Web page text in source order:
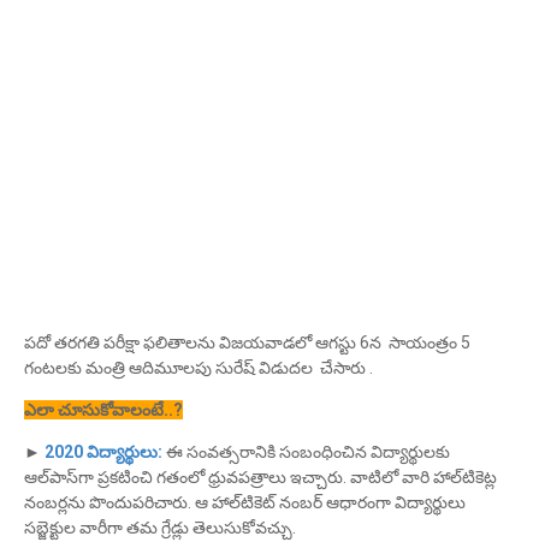
పదో తరగతి పరీక్షా ఫలితాలను విజయవాడలో ఆగ‌స్టు 6న‌ సాయంత్రం 5
గంటలకు మంత్రి ఆదిమూలపు సురేష్‌ విడుదల చేసారు .
ఎలా చూసుకోవాలంటే..?
► 2020 విద్యార్థులు: ఈ సంవత్సరానికి సంబంధించిన విద్యార్థులకు
ఆల్‌పాస్‌గా ప్రకటించి గతంలో ధ్రువపత్రాలు ఇచ్చారు. వాటిలో వారి హాల్‌టికెట్ల
నంబర్లను పొందుపరిచారు. ఆ హాల్‌టికెట్‌ నంబర్‌ ఆధారంగా విద్యార్థులు
సబ్జెక్టుల వారీగా తమ గ్రేడ్లు తెలుసుకోవచ్చు.